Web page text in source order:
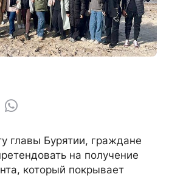
главы Бурятии, граждане
на получение
который покрывает